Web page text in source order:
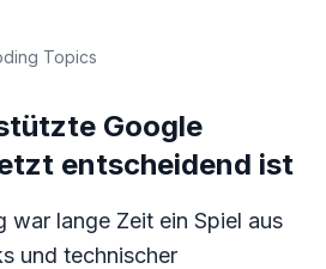
Topics
Google
entscheidend ist
war lange Zeit ein Spiel aus
und technischer